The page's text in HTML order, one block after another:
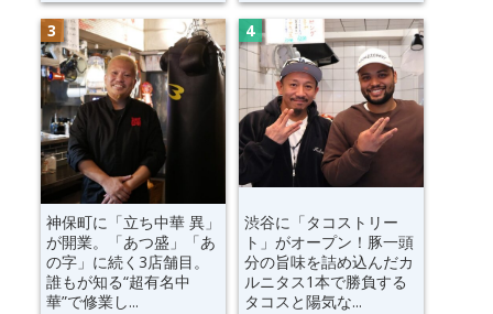
神保町に「立ち中華 異」
が開業。「あつ盛」「あ
の字」に続く3店舗目。
誰もが知る“超有名中
華”で修業し...
渋谷に「タコストリー
ト」がオープン！豚一頭
分の旨味を詰め込んだカ
ルニタス1本で勝負する
タコスと陽気な...